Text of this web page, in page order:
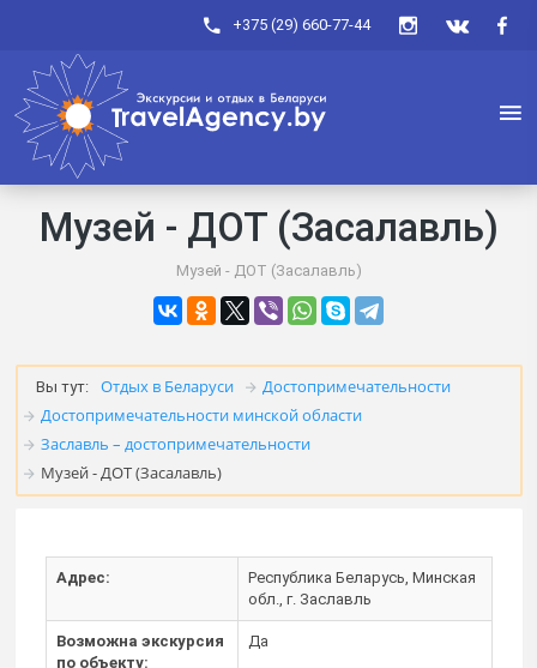
+375 (29) 660-77-44
Музей - ДОТ (Засалавль)
Музей - ДОТ (Засалавль)
Вы тут: Отдых в Беларуси
Достопримечательности
Достопримечательности минской области
Заславль – достопримечательности
Музей - ДОТ (Засалавль)
Адрес:
Республика Беларусь, Минская
обл., г. Заславль
Возможна экскурсия
по объекту:
Да